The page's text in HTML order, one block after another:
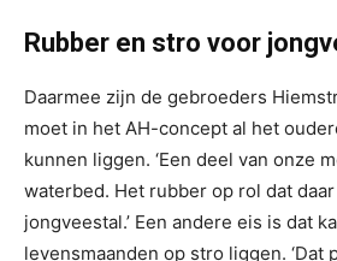
Rubber en stro voor
Daarmee zijn de gebroeders
moet in het AH-concept al het
kunnen liggen. ‘Een deel van onze
waterbed. Het rubber op rol dat
jongveestal.’ Een andere eis is dat
levensmaanden op stro liggen. ‘Dat